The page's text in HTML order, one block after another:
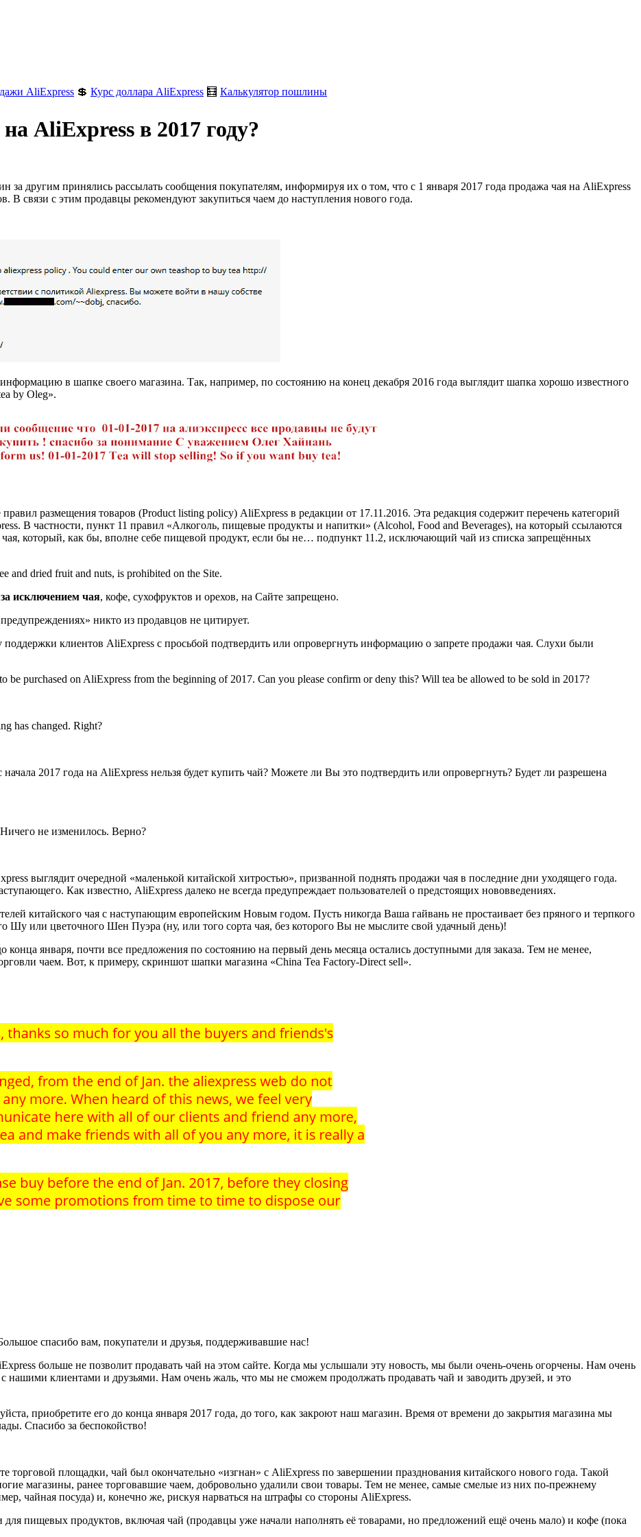
AliExpress 💲 Курс доллара AliExpress 🧮 Калькулятор пошлины
AliExpress в 2017 году?
за другим принялись рассылать сообщения покупателям, информируя их о том, что с 1 января 2017 года продажа чая на AliExpress
В связи с этим продавцы рекомендуют закупиться чаем до наступления нового года.
в шапке своего магазина. Так, например, по состоянию на конец декабря 2016 года выглядит шапка хорошо известного
by Oleg».
размещения товаров (Product listing policy) AliExpress в редакции от 17.11.2016. Эта редакция содержит перечень категорий
В частности, пункт 11 правил «Алкоголь, пищевые продукты и напитки» (Alcohol, Food and Beverages), на который ссылаются
который, как бы, вполне себе пищевой продукт, если бы не… подпункт 11.2, исключающий чай из списка запрещённых
and dried fruit and nuts, is prohibited on the Site.
за исключением чая, кофе, сухофруктов и орехов, на Сайте запрещено.
никто из продавцов не цитирует.
поддержки клиентов AliExpress с просьбой подтвердить или опровергнуть информацию о запрете продажи чая. Слухи были
be purchased on AliExpress from the beginning of 2017. Can you please confirm or deny this? Will tea be allowed to be sold in 2017?
has changed. Right?
2017 года на AliExpress нельзя будет купить чай? Можете ли Вы это подтвердить или опровергнуть? Будет ли разрешена
не изменилось. Верно?
выглядит очередной «маленькой китайской хитростью», призванной поднять продажи чая в последние дни уходящего года.
Как известно, AliExpress далеко не всегда предупреждает пользователей о предстоящих нововведениях.
китайского чая с наступающим европейским Новым годом. Пусть никогда Ваша гайвань не простаивает без пряного и терпкого
Шу или цветочного Шен Пуэра (ну, или того сорта чая, без которого Вы не мыслите свой удачный день)!
конца января, почти все предложения по состоянию на первый день месяца остались доступными для заказа. Тем не менее,
чаем. Вот, к примеру, скриншот шапки магазина «China Tea Factory-Direct sell».
спасибо вам, покупатели и друзья, поддерживавшие нас!
больше не позволит продавать чай на этом сайте. Когда мы услышали эту новость, мы были очень-очень огорчены. Нам очень
нашими клиентами и друзьями. Нам очень жаль, что мы не сможем продолжать продавать чай и заводить друзей, и это
приобретите его до конца января 2017 года, до того, как закроют наш магазин. Время от времени до закрытия магазина мы
Спасибо за беспокойство!
торговой площадки, чай был окончательно «изгнан» с AliExpress по завершении празднования китайского нового года. Такой
магазины, ранее торговавшие чаем, добровольно удалили свои товары. Тем не менее, самые смелые из них по-прежнему
чайная посуда) и, конечно же, рискуя нарваться на штрафы со стороны AliExpress.
для пищевых продуктов, включая чай (продавцы уже начали наполнять её товарами, но предложений ещё очень мало) и кофе (пока